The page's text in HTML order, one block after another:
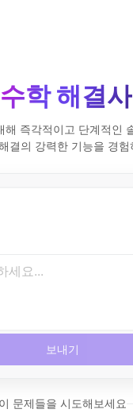
학 해결사
해 즉각적이고 단계적인
결의 강력한 기능을 경험
보내기
이 문제들을 시도해보세요